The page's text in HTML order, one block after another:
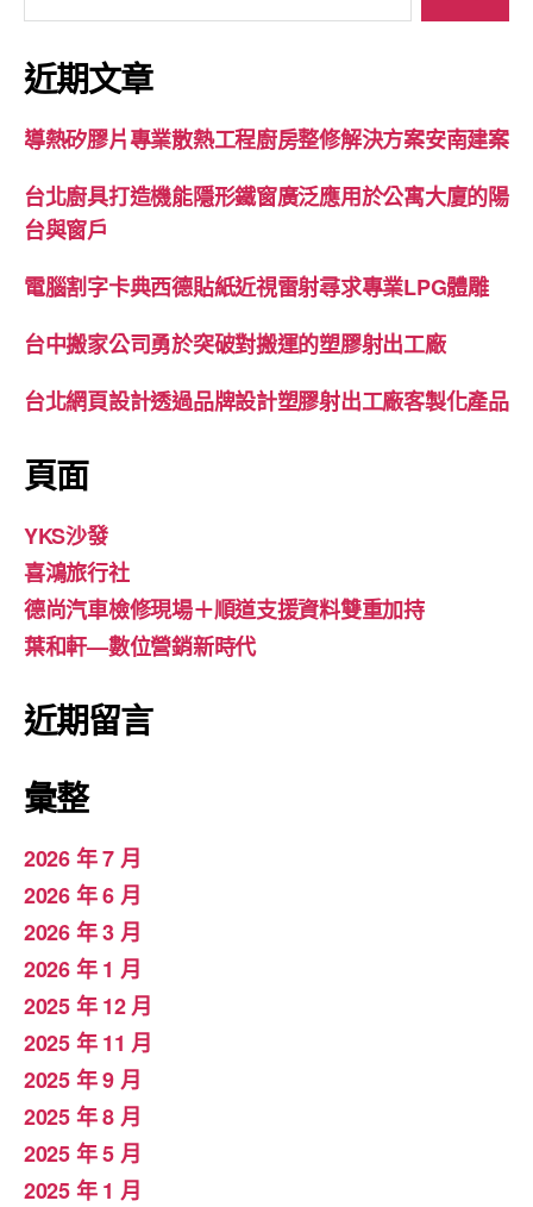
關
鍵
字:
近期文章
導熱矽膠片專業散熱工程廚房整修解決方案安南建案
台北廚具打造機能隱形鐵窗廣泛應用於公寓大廈的陽
台與窗戶
電腦割字卡典西德貼紙近視雷射尋求專業LPG體雕
台中搬家公司勇於突破對搬運的塑膠射出工廠
台北網頁設計透過品牌設計塑膠射出工廠客製化產品
頁面
YKS沙發
喜鴻旅行社
德尚汽車檢修現場＋順道支援資料雙重加持
葉和軒—數位營銷新時代
近期留言
彙整
2026 年 7 月
2026 年 6 月
2026 年 3 月
2026 年 1 月
2025 年 12 月
2025 年 11 月
2025 年 9 月
2025 年 8 月
2025 年 5 月
2025 年 1 月